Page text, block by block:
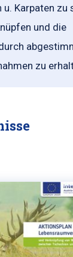
Karpaten zu
und die
zu